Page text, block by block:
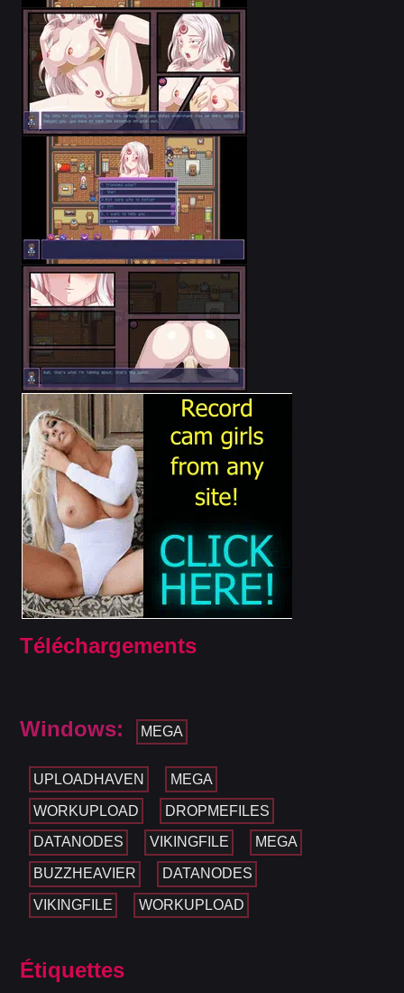
Téléchargements
Windows: MEGA
UPLOADHAVEN MEGA
WORKUPLOAD DROPMEFILES
DATANODES VIKINGFILE MEGA
BUZZHEAVIER DATANODES
VIKINGFILE WORKUPLOAD
Étiquettes